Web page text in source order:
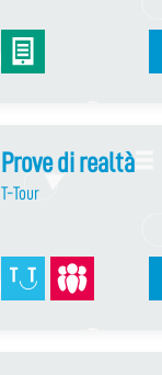
Prove di realtà
T-Tour